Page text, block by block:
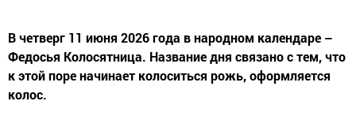
В четверг 11 июня 2026 года в народном календаре –
Федосья Колосятница. Название дня связано с тем, что
к этой поре начинает колоситься рожь, оформляется
колос.